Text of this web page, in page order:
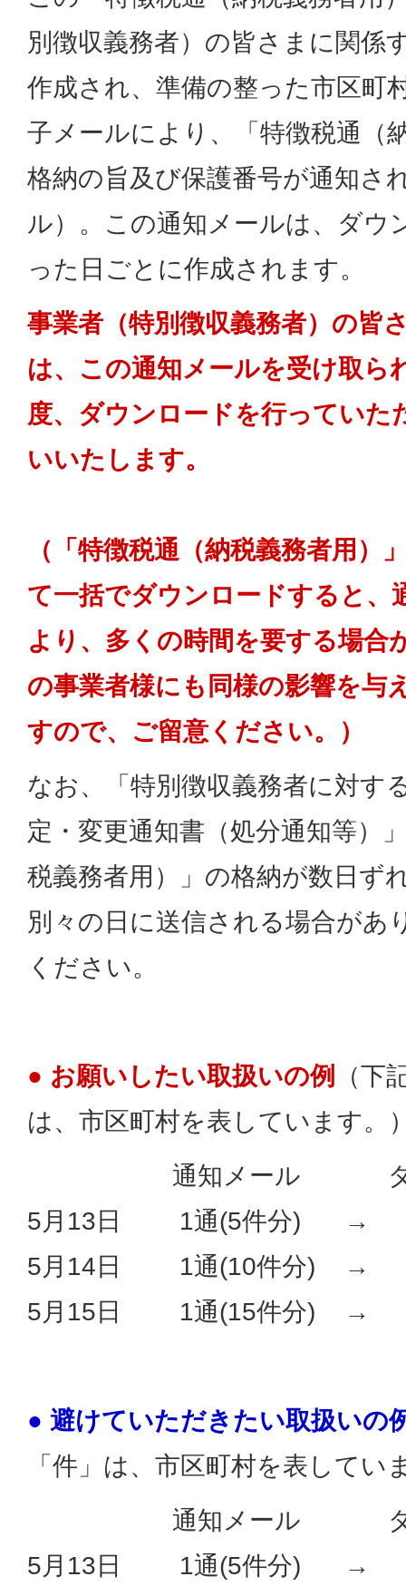
別徴収義務者）の皆さまに関係
作成され、準備の整った市区町
子メールにより、「特徴税通（
格納の旨及び保護番号が通知さ
ル）。この通知メールは、ダウ
った日ごとに作成されます。
事業者（特別徴収義務者）の皆
は、この通知メールを受け取ら
度、ダウンロードを行っていた
いいたします。
（ 「特徴税通（納税義務者用）
て一括でダウンロードすると、
より、多くの時間を要する場合
の事業者様にも同様の影響を与
すので、ご留意ください。）
なお、「特別徴収義務者に対す
定・変更通知書（処分通知等）
税義務者用）」の格納が数日ず
別々の日に送信される場合があ
ください。
● お願いしたい取扱いの例
（下
は、市区町村を表しています。
通知メール ダウン
5月13日 1通(5件分) →
5月14日 1通(10件分) →
5月15日 1通(15件分) →
● 避けていただきたい取扱いの
「件」は、市区町村を表してい
通知メール ダウン
5月13日 1通(5件分) →